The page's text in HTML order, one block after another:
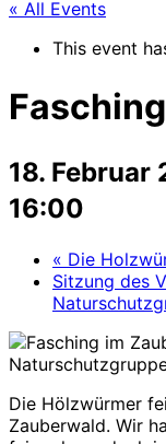
umschalten
« All Events
This event
18. Februar
16:00
« Die
Sitzung des
Die Hölzwürmer
Zauberwald. Wir